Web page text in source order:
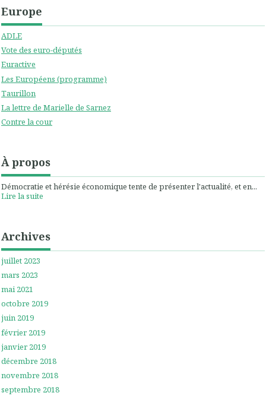
Europe
ADLE
Vote des euro-députés
Euractive
Les Européens (programme)
Taurillon
La lettre de Marielle de Sarnez
Contre la cour
À propos
Démocratie et hérésie économique tente de présenter l'actualité, et en...
Lire la suite
Archives
juillet 2023
mars 2023
mai 2021
octobre 2019
juin 2019
février 2019
janvier 2019
décembre 2018
novembre 2018
septembre 2018